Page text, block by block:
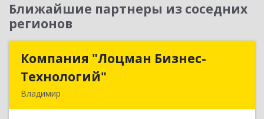
Ближайшие партнеры из соседних
регионов
Компания "Лоцман Бизнес-
Технологий"
Владимир
Компания "Лоцман Бизнес-